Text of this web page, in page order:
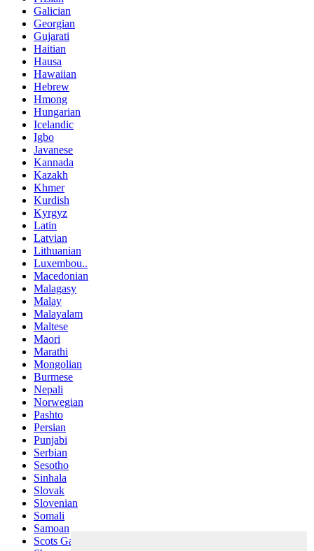
Galician
Georgian
Gujarati
Haitian
Hausa
Hawaiian
Hebrew
Hmong
Hungarian
Icelandic
Igbo
Javanese
Kannada
Kazakh
Khmer
Kurdish
Kyrgyz
Latin
Latvian
Lithuanian
Luxembou..
Macedonian
Malagasy
Malay
Malayalam
Maltese
Maori
Marathi
Mongolian
Burmese
Nepali
Norwegian
Pashto
Persian
Punjabi
Serbian
Sesotho
Sinhala
Slovak
Slovenian
Somali
Samoan
Scots Gaelic